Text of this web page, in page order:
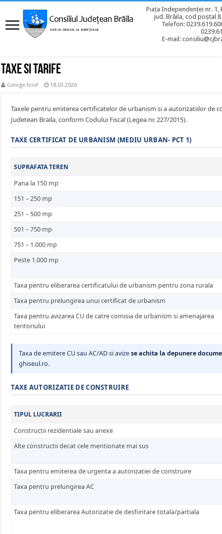
Piața Independenței nr. 1,
jud. Brăila, cod poștal
Telefon:
E-mail:
Taxe si Tarife
George Iosif 18.03.2026
Taxele pentru emiterea certificatelor de urbanism si a autorizatiilor
Judetean Braila, conform Codului Fiscal (Legea nr. 227/2015).
TAXE CERTIFICAT DE URBANISM (MEDIU URBAN- PCT 1)
SUPRAFATA TEREN
Pana la 150 mp
151 – 250 mp
251 – 500 mp
501 – 750 mp
751 – 1.000 mp
Peste 1.000 mp
Taxa pentru eliberarea certificatului de urbanism pentru zona rurala
Taxa pentru prelungirea unui certificat de urbanism
Taxa pentru avizarea CU de catre comisia de urbanism si amenajarea
teritoriului
Taxa de emitere CU sau AC/AD si avizese achita la depunere
ghiseul.ro.
TAXE AUTORIZATIE DE CONSTRUIRE
TIPUL LUCRARII
Constructii rezidentiale sau anexe
Alte constructii decat cele mentionate mai sus
Taxa pentru emiterea de urgenta a autorizatiei de construire
Taxa pentru prelungirea AC
Taxa pentru eliberarea Autorizatie de desfiintare totala/partiala